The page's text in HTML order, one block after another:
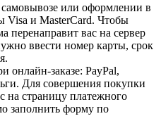
или оформлении в
Visa и MasterCard. Чтобы
перенаправит вас на сервер
ввести номер карты, срок
онлайн-заказе: PayPal,
Для совершения покупки
на страницу платежного
заполнить форму по